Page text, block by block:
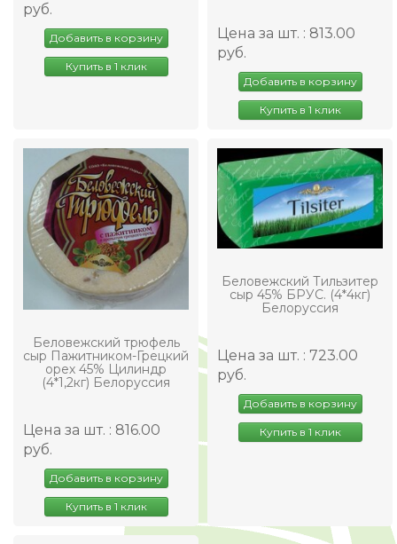
руб.
Добавить в корзину
Купить в 1 клик
Цена за шт. : 813.00
руб.
Добавить в корзину
Купить в 1 клик
Беловежский трюфель
сыр Пажитником-Грецкий
орех 45% Цилиндр
(4*1,2кг) Белоруссия
Цена за шт. : 816.00
руб.
Добавить в корзину
Купить в 1 клик
Беловежский Тильзитер
сыр 45% БРУС. (4*4кг)
Белоруссия
Цена за шт. : 723.00
руб.
Добавить в корзину
Купить в 1 клик